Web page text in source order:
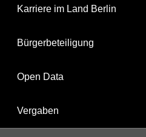
Karriere im Land Berlin
Bürgerbeteiligung
Open Data
Vergaben